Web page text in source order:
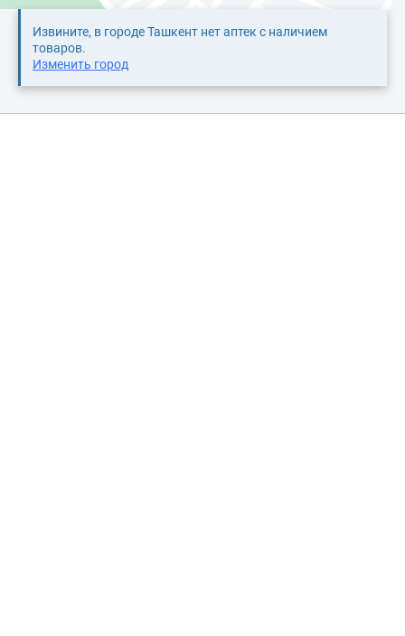
Извините, в городе Ташкент нет аптек с наличием
товаров.
Изменить город